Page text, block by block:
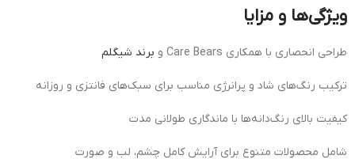
ویژگی‌ها و مزایا
طراحی انحصاری با همکاری Care Bears و برند شیگلم
ترکیب رنگ‌های شاد و پرانرژی مناسب برای سبک‌های فانتزی و روزانه
کیفیت بالای رنگ‌دانه‌ها با ماندگاری طولانی مدت
شامل محصولات متنوع برای آرایش کامل چشم، لب و صورت